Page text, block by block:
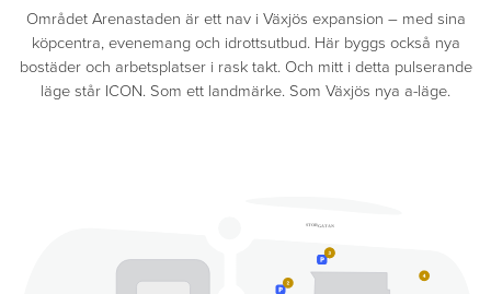
Området Arenastaden är ett nav i Växjös expansion – med sina
köpcentra, evenemang och idrottsutbud. Här byggs också nya
bostäder och arbetsplatser i rask takt. Och mitt i detta pulserande
läge står ICON. Som ett landmärke. Som Växjös nya a-läge.
3
STORGATAN